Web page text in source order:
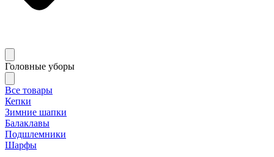
Головные уборы
Все товары
Кепки
Зимние шапки
Балаклавы
Подшлемники
Шарфы